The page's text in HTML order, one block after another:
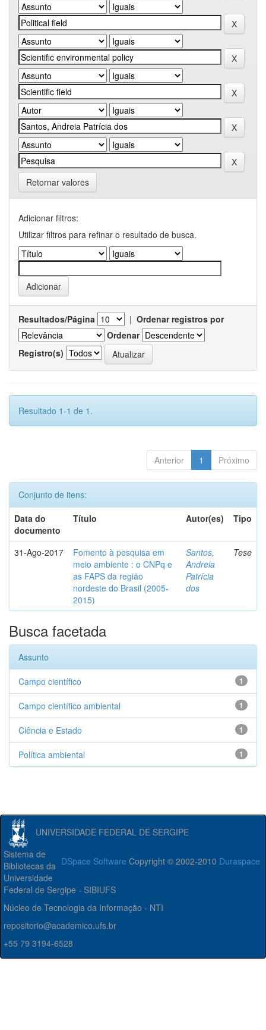
Retornar valores
Adicionar filtros:
Utilizar filtros para refinar o resultado de busca.
Resultados/Página | Ordenar registros por
Ordenar
Registro(s)
Resultado 1-1 de 1.
Anterior 1 Próximo
Conjunto de itens:
Data do
documento
Título Autor(es) Tipo
31-Ago-2017
Fomento à pesquisa em
meio ambiente : o CNPq e
as FAPS da região
nordeste do Brasil (2005-
2015)
Santos,
Andreia
Patrícia
dos
Tese
Busca facetada
Assunto
1
Campo científico
1
Campo científico ambiental
1
Ciência e Estado
1
Política ambiental
UNIVERSIDADE FEDERAL DE SERGIPE
DSpace Software Copyright © 2002-2010 Duraspace
Sistema de
Bibliotecas da
Universidade
Federal de Sergipe - SIBIUFS
Núcleo de Tecnologia da Informação - NTI
repositorio@academico.ufs.br
+55 79 3194-6528